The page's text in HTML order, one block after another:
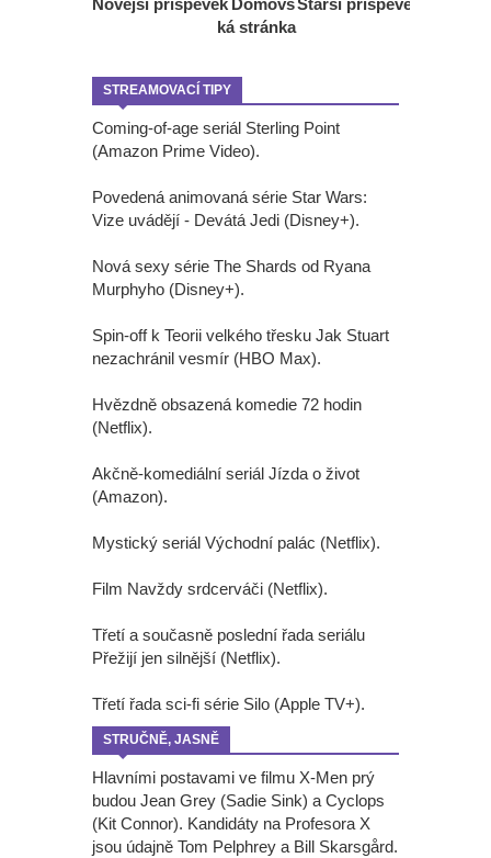
Novější příspěvek Starší příspěvek
Domovs
ká stránka
STREAMOVACÍ TIPY
Coming-of-age seriál Sterling Point
(Amazon Prime Video).
Povedená animovaná série Star Wars:
Vize uvádějí - Devátá Jedi (Disney+).
Nová sexy série The Shards od Ryana
Murphyho (Disney+).
Spin-off k Teorii velkého třesku Jak Stuart
nezachránil vesmír (HBO Max).
Hvězdně obsazená komedie 72 hodin
(Netflix).
Akčně-komediální seriál Jízda o život
(Amazon).
Mystický seriál Východní palác (Netflix).
Film Navždy srdcerváči (Netflix).
Třetí a současně poslední řada seriálu
Přežijí jen silnější (Netflix).
Třetí řada sci-fi série Silo (Apple TV+).
STRUČNĚ, JASNĚ
Hlavními postavami ve filmu X-Men prý
budou Jean Grey (Sadie Sink) a Cyclops
(Kit Connor). Kandidáty na Profesora X
jsou údajně Tom Pelphrey a Bill Skarsgård.